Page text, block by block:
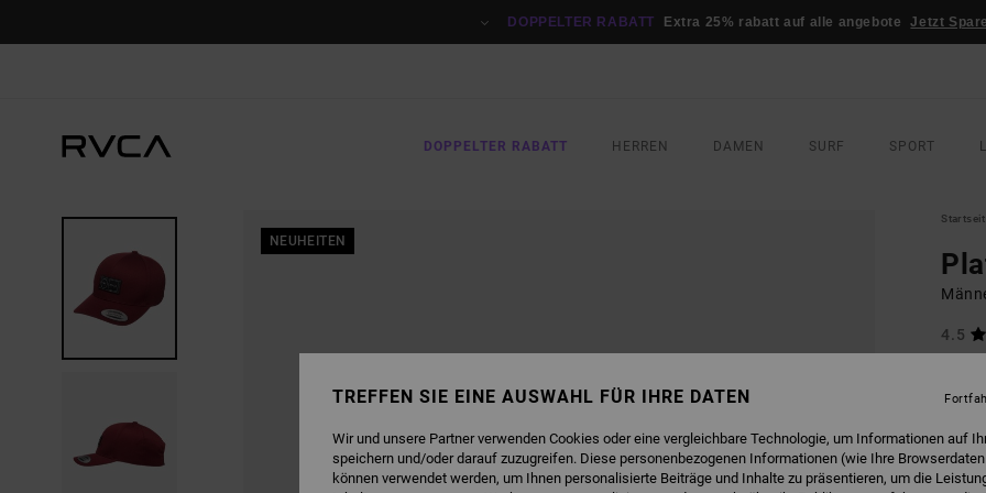
DOPPELTER RABATT Extra 25% rabatt auf alle angebote Jetzt
DOPPELTER RABATT HERREN DAMEN SURF SPORT
NEUHEITEN
4.5
TREFFEN SIE EINE AUSWAHL FÜR IHRE DATEN
Wir und unsere Partner verwenden Cookies oder eine vergleichbare Technologie, um Informationen auf
speichern und/oder darauf zuzugreifen. Diese personenbezogenen Informationen (wie Ihre
können verwendet werden, um Ihnen personalisierte Beiträge und Inhalte zu präsentieren, um die